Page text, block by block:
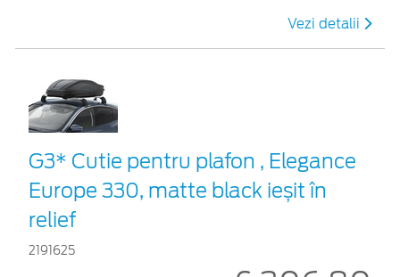
Vezi detalii
G3* Cutie pentru plafon , Elegance
Europe 330, matte black ieșit în
relief
2191625